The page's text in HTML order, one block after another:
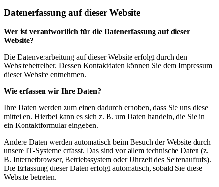
Datenerfassung auf dieser Website
Wer ist verantwortlich für die Datenerfassung auf dieser
Website?
Die Datenverarbeitung auf dieser Website erfolgt durch den
Websitebetreiber. Dessen Kontaktdaten können Sie dem Impressum
dieser Website entnehmen.
Wie erfassen wir Ihre Daten?
Ihre Daten werden zum einen dadurch erhoben, dass Sie uns diese
mitteilen. Hierbei kann es sich z. B. um Daten handeln, die Sie in
ein Kontaktformular eingeben.
Andere Daten werden automatisch beim Besuch der Website durch
unsere IT-Systeme erfasst. Das sind vor allem technische Daten (z.
B. Internetbrowser, Betriebssystem oder Uhrzeit des Seitenaufrufs).
Die Erfassung dieser Daten erfolgt automatisch, sobald Sie diese
Website betreten.